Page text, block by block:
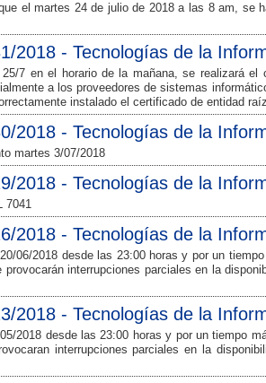
el martes 24 de julio de 2018 a las 8 am, se
2018 - Tecnologías de la
25/7 en el horario de la mañana, se realizará
a los proveedores de sistemas
instalado el certificado de entidad
2018 - Tecnologías de la
martes 3/07/2018
2018 - Tecnologías de la
7041
2018 - Tecnologías de la
06/2018 desde las 23:00 horas y por un
provocarán interrupciones parciales en la
2018 - Tecnologías de la
2018 desde las 23:00 horas y por un tiempo
interrupciones parciales en la